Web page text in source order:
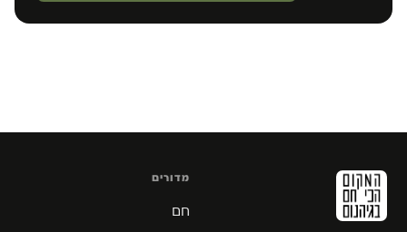
מדורים
חם